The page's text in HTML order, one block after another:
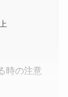
時の注意